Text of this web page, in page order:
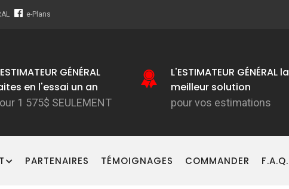
e-Plans
GÉNÉRAL
en l'essai un an
1 575$ SEULEMENT
L'ESTIMATEUR GÉNÉRAL la
meilleur solution
pour vos estimations
PARTENAIRES TÉMOIGNAGES COMMANDER F.A.Q.